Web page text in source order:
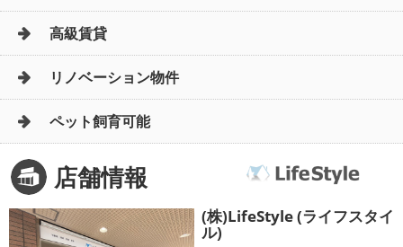
高級賃貸
リノベーション物件
ペット飼育可能
店舗情報
(株)LifeStyle (ライフスタイ
ル)